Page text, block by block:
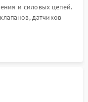
и силовых цепей.
датчиков
степени износа
колец гидросистемы